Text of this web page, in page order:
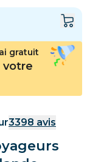
gratuit
votre
3398 avis